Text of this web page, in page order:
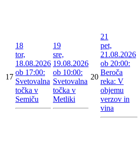
17
18
tor,
18.08.2026
ob 17:00:
Svetovalna
točka v
Semiču
19
sre,
19.08.2026
ob 10:00:
Svetovalna
točka v
Metliki
20
21
pet,
21.08.2026
ob 20:00:
Beroča
reka: V
objemu
verzov in
vina